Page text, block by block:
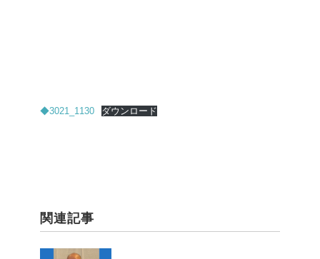
◆3021_1130 ダウンロード
関連記事